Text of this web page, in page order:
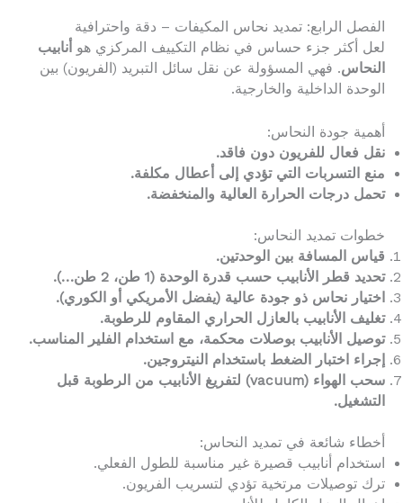
الفصل الرابع: تمديد نحاس المكيفات – دقة واحترافية
لعل أكثر جزء حساس في نظام التكييف المركزي هو أنابيب
النحاس. فهي المسؤولة عن نقل سائل التبريد (الفريون) بين
الوحدة الداخلية والخارجية.
أهمية جودة النحاس:
نقل فعال للفريون دون فاقد.
منع التسربات التي تؤدي إلى أعطال مكلفة.
تحمل درجات الحرارة العالية والمنخفضة.
خطوات تمديد النحاس:
قياس المسافة بين الوحدتين.
تحديد قطر الأنابيب حسب قدرة الوحدة (1 طن، 2 طن…).
اختيار نحاس ذو جودة عالية (يفضل الأمريكي أو الكوري).
تغليف الأنابيب بالعازل الحراري المقاوم للرطوبة.
توصيل الأنابيب بوصلات محكمة، مع استخدام الفلير المناسب.
إجراء اختبار الضغط باستخدام النيتروجين.
سحب الهواء (vacuum) لتفريغ الأنابيب من الرطوبة قبل
التشغيل.
أخطاء شائعة في تمديد النحاس:
استخدام أنابيب قصيرة غير مناسبة للطول الفعلي.
ترك توصيلات مرتخية تؤدي لتسريب الفريون.